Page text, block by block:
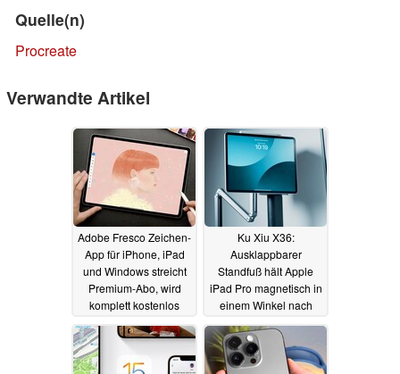
Quelle(n)
Procreate
Verwandte Artikel
Adobe Fresco Zeichen-
App für iPhone, iPad
und Windows streicht
Premium-Abo, wird
komplett kostenlos
23.10.2024
Ku Xiu X36:
Ausklappbarer
Standfuß hält Apple
iPad Pro magnetisch in
einem Winkel nach
02.10.2023